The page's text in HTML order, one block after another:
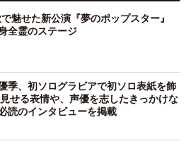
魅せた新公演『夢のポップスター』
全霊のステージ
季、初ソログラビアで初ソロ表紙を飾
せる表情や、声優を志したきっかけな
読のインタビューを掲載